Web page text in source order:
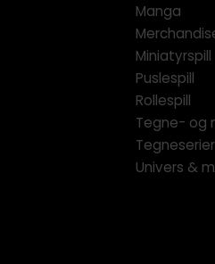
Manga
Miniatyrspill
Puslespill
Rollespill
Tegne- og
Tegneserier
Univers &